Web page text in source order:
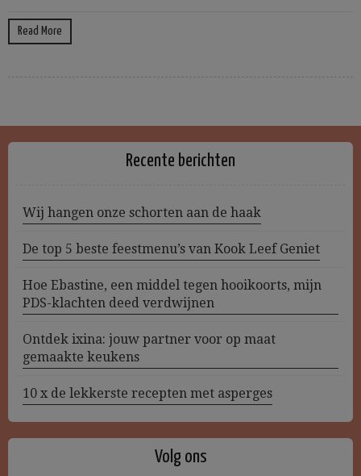
Read More
Recente berichten
Wij hangen onze schorten aan de haak
De top 5 beste feestmenu’s van Kook Leef Geniet
Hoe Ebastine, een middel tegen hooikoorts, mijn
PDS-klachten deed verdwijnen
Ontdek ixina: jouw partner voor op maat
gemaakte keukens
10 x de lekkerste recepten met asperges
Volg ons